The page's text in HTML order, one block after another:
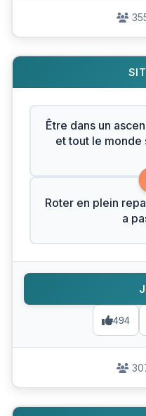
Être dans un
et tout le monde
Roter en plein
a
494